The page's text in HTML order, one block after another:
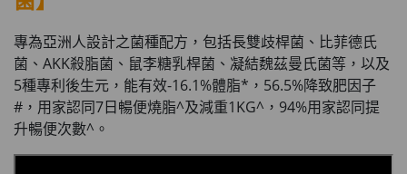
專為亞洲人設計之菌種配方，包括長雙歧桿菌、比菲德氏
菌、AKK殺脂菌、鼠李糖乳桿菌、凝結魏茲曼氏菌等，以及
5種專利後生元，能有效-16.1%體脂*，56.5%降致肥因子
#，用家認同7日暢便燒脂^及減重1KG^，94%用家認同提
升暢便次數^。